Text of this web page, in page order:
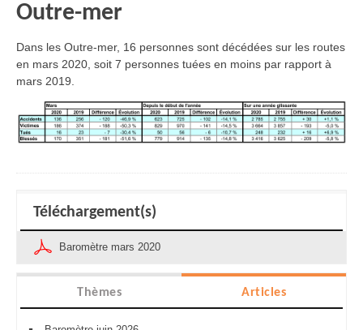
Outre-mer
Dans les Outre-mer, 16 personnes sont décédées sur les routes
en mars 2020, soit 7 personnes tuées en moins par rapport à
mars 2019.
Téléchargement(s)
Baromètre mars 2020
Thèmes Articles